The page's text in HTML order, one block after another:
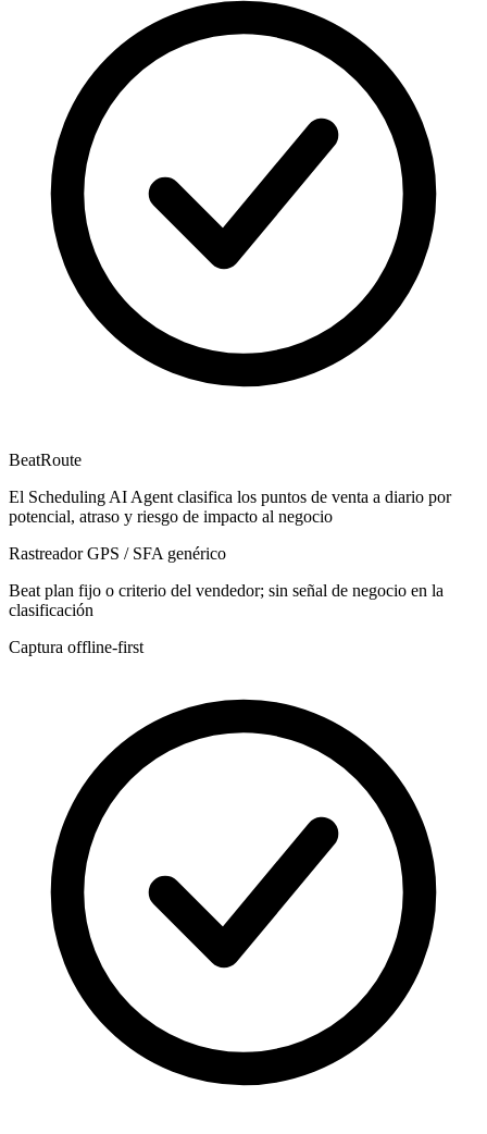
BeatRoute
El Scheduling AI Agent clasifica los puntos de venta a diario por
potencial, atraso y riesgo de impacto al negocio
Rastreador GPS / SFA genérico
Beat plan fijo o criterio del vendedor; sin señal de negocio en la
clasificación
Captura offline-first